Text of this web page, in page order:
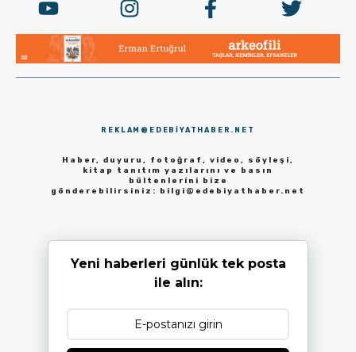
REKLAM@EDEBIYATHABER.NET
Haber, duyuru, fotoğraf, video, söyleşi,
kitap tanıtım yazılarını ve basın
bültenlerini bize
gönderebilirsiniz: bilgi@edebiyathaber.net
Yeni haberleri günlük tek posta
ile alın: